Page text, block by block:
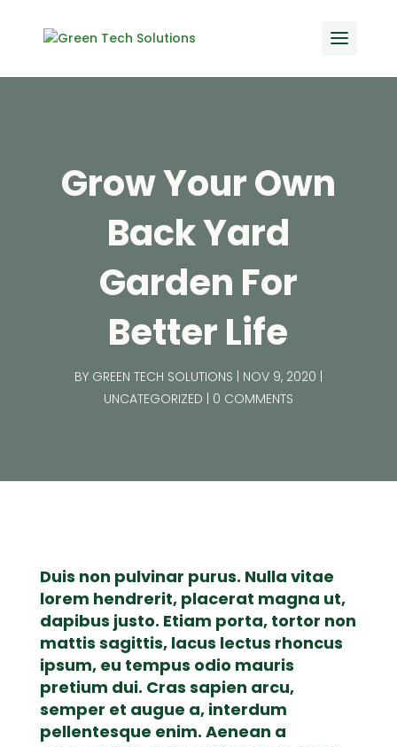
Grow Your Own
Back Yard
Garden For
Better Life
BY GREEN TECH SOLUTIONS
NOV 9, 2020
UNCATEGORIZED
0 COMMENTS
Duis non pulvinar purus. Nulla vitae
lorem hendrerit, placerat magna ut,
dapibus justo. Etiam porta, tortor non
mattis sagittis, lacus lectus rhoncus
ipsum, eu tempus odio mauris
pretium dui. Cras sapien arcu,
semper et augue a, interdum
pellentesque enim. Aenean a